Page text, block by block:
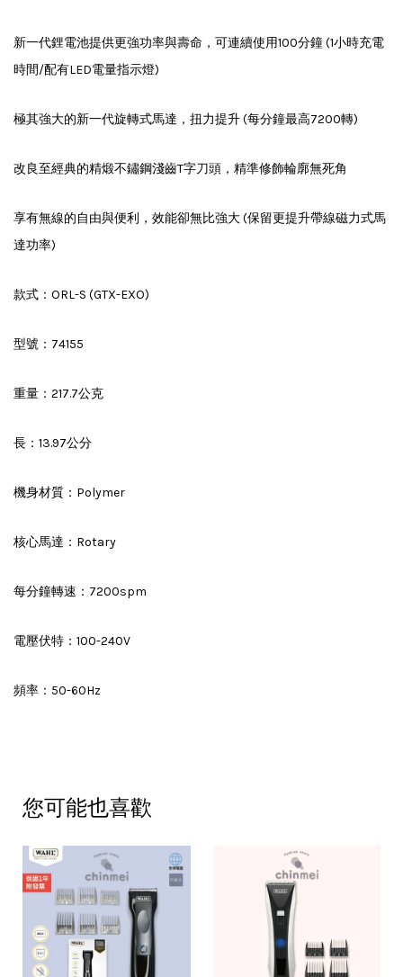
新一代鋰電池提供更強功率與壽命，可連續使用100分鐘 (1小時充電
時間/配有LED電量指示燈)
極其強大的新一代旋轉式馬達，扭力提升 (每分鐘最高7200轉)
改良至經典的精煅不鏽鋼淺齒T字刀頭，精準修飾輪廓無死角
享有無線的自由與便利，效能卻無比強大 (保留更提升帶線磁力式馬
達功率)
款式：ORL-S (GTX-EXO)
型號：74155
重量：217.7公克
長：13.97公分
機身材質：Polymer
核心馬達：Rotary
每分鐘轉速：7200spm
電壓伏特：100-240V
頻率：50-60Hz
您可能也喜歡